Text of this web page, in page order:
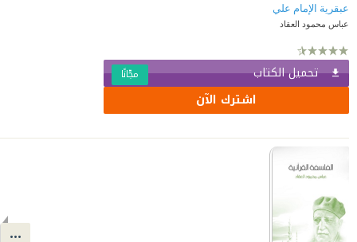
عبقرية الإمام علي
عباس محمود العقاد
تحميل الكتاب مجّانًا
اشترك الآن